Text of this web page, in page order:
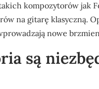
kompozytorów jak
na gitarę klasyczną.
nowe
są